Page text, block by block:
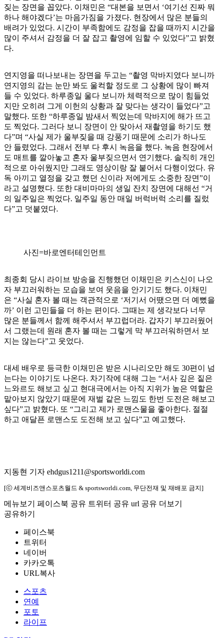
짖는 장면을 꼽았다. 이채민은 “대본을 보면서 ‘여기선 진짜 뭐
하나 해야겠다’는 마음가짐을 가졌다. 현장에서 많은 분들의
배려가 있었다. 시간이 부족함에도 감정을 잡을 때까지 시간을
많이 주셔서 감정을 더 잘 잡고 촬영에 임할 수 있었다”고 밝혔
다.
연지영을 떠나보내는 장면을 두고는 “촬영 막바지였다 보니까
연지영의 감는 눈만 봐도 울컥할 정도로 그 상황에 많이 빠져
들 수 있었다. 하루종일 울다 보니까 체력적으로 많이 힘들었
지만 오히려 그게 이헌의 상황과 잘 맞다는 생각이 들었다”고
말했다. 또한 “하루종일 밤새서 찍었는데 막바지에 해가 뜨고
도 찍었다. 그러다 보니 장면이 안 맞아서 재촬영을 하기도 했
다”며 “사실 제가 울부짖을 때 강풍기 때문에 소리가 하나도
안 들렸었다. 그래서 전부 다 후시 녹음을 했다. 녹음 현장에서
도 매트를 깔아놓고 혼자 울부짖으면서 연기했다. 솔직히 개인
적으로 아쉬웠지만 그래도 영상이랑 잘 붙어서 다행이었다. 유
독 아끼고 열정을 갖고 했던 신이라 저에게도 소중한 장면”이
라고 설명했다. 또한 대비마마의 생일 잔치 장면에 대해선 “거
의 일주일은 찍었다. 일주일 동안 매일 버럭버럭 소리를 질렀
다”고 덧붙였다.
사진=바로엔터테인먼트
최종회 당시 라이브 방송을 진행했던 이채민은 키스신이 나오
자 부끄러워하는 모습을 보여 웃음을 안기기도 했다. 이채민
은 “사실 혼자 볼 때는 객관적으로 ‘저기서 어땠으면 더 예뻤을
까’ 이런 고민들을 더 하는 편이다. 그때는 제 생각보다 너무
많은 분들께서 함께 해주셔서 부끄럽더라. 갑자기 부끄러웠어
서 그랬는데 원래 혼자 볼 때는 그렇게 막 부끄러워하면서 보
지는 않는다”고 웃었다.
대세 배우로 등극한 이채민은 받은 시나리오만 해도 30편이 넘
는다는 이야기도 나온다. 차기작에 대해 그는 “서사 깊은 짙은
느와르도 해보고 싶고 현대극에서는 아직 지위가 높은 역할은
맡아보지 않았기 때문에 재벌 같은 느낌도 한번 도전은 해보고
싶다”고 밝혔다. 또 “그리고 제가 로맨스물을 좋아한다. 절절
하고 애달픈 로맨스도 도전해 보고 싶다”고 예고했다.
지동현 기자 ehdgus1211@sportsworldi.com
[ⓒ 세계비즈앤스포츠월드 & sportsworldi.com, 무단전재 및 재배포 금지]
메뉴보기 페이스북 공유 트위터 공유 url 공유 더보기
공유하기
페이스북
트위터
네이버
카카오톡
URL복사
스포츠
연예
포토
라이프